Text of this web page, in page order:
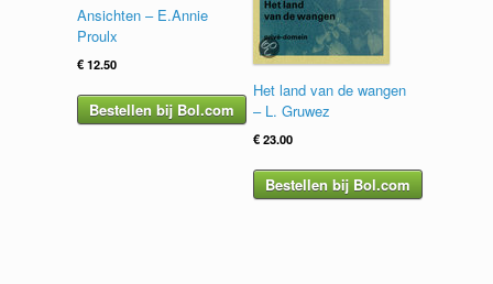
Ansichten – E.Annie
Proulx
€12.50
Bestellen bij Bol.com
Het land van de wangen
– L. Gruwez
€23.00
Bestellen bij Bol.com